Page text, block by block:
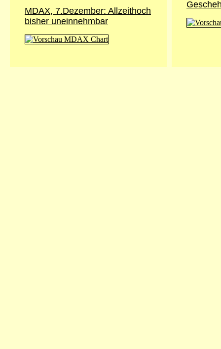
MDAX, 7.Dezember: Allzeithoch
bisher uneinnehmbar